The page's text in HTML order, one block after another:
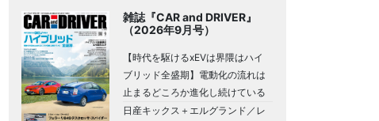
雑誌『CAR and DRIVER』
（2026年9月号）
【時代を駆けるxEVは界隈はハイ
ブリッド全盛期】電動化の流れは
止まるどころか進化し続けている
日産キックス＋エルグランド／レ